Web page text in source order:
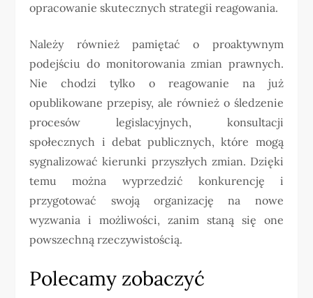
opracowanie skutecznych strategii reagowania.
Należy również pamiętać o proaktywnym
podejściu do monitorowania zmian prawnych.
Nie chodzi tylko o reagowanie na już
opublikowane przepisy, ale również o śledzenie
procesów legislacyjnych, konsultacji
społecznych i debat publicznych, które mogą
sygnalizować kierunki przyszłych zmian. Dzięki
temu można wyprzedzić konkurencję i
przygotować swoją organizację na nowe
wyzwania i możliwości, zanim staną się one
powszechną rzeczywistością.
Polecamy zobaczyć